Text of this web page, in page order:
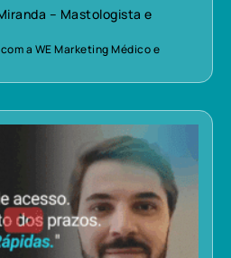
– Mastologista e
a WE Marketing Médico e